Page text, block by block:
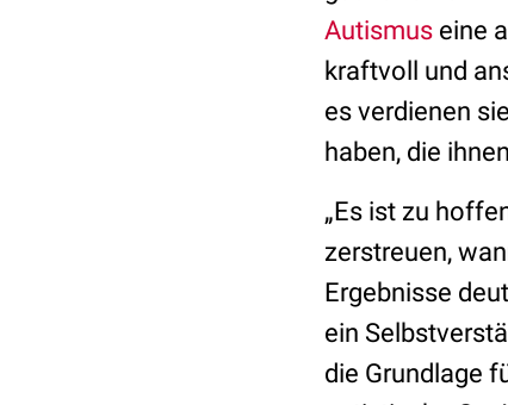
Autismus eine
kraftvoll und
es verdienen
haben, die
„Es ist zu
zerstreuen,
Ergebnisse
ein
die Grundlage